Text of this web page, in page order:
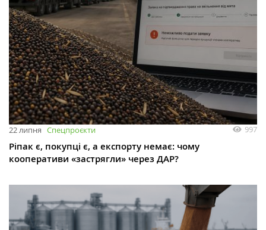
22 липня Спецпроєкти 997
Ріпак є, покупці є, а експорту немає: чому
кооперативи «застрягли» через ДАР?